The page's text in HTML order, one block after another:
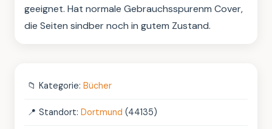
geeignet. Hat normale Gebrauchsspurenm Cover,
die Seiten sindber noch in gutem Zustand.
📁 Kategorie: Bücher
📍 Standort: Dortmund (44135)